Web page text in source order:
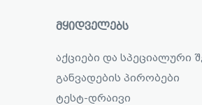
ᲛᲧᲘᲓᲕᲔᲚᲔᲑᲡ
აქციები და სპეციალური
განვადების პირობები
ტესტ-დრაივი